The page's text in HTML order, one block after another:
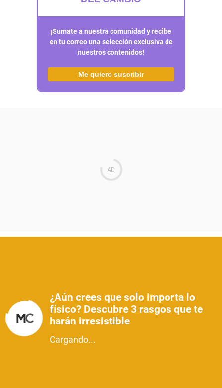
¡Sumate a nuestra comunidad y recibe
en tu correo una selección exclusiva de
nuestros contenidos!
Me quiero suscribir
¿Aún crees que solo importa lo
físico? Descubre 3 rasgos que te
harán irresistible
Cargando...